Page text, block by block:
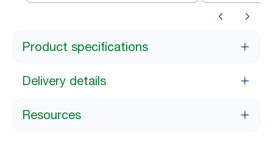
Product specifications
Delivery details
Resources